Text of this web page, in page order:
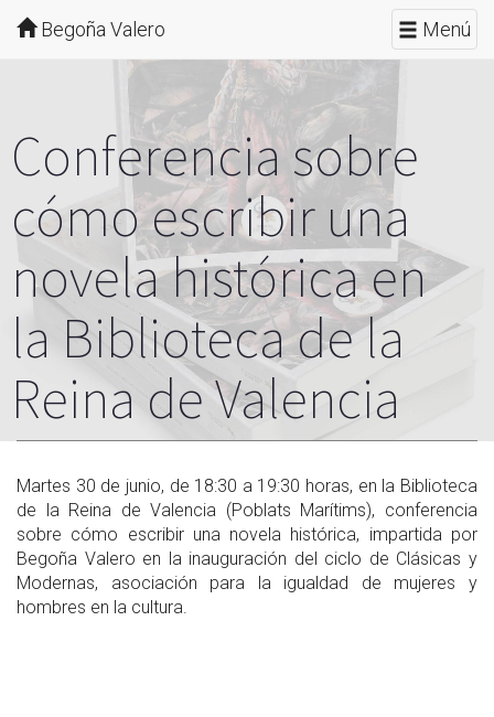
Menú
Begoña Valero
Conferencia sobre
cómo escribir una
novela histórica en
la Biblioteca de la
Reina de Valencia
Martes 30 de junio, de 18:30 a 19:30 horas, en la Biblioteca
de la Reina de Valencia (Poblats Marítims), conferencia
sobre cómo escribir una novela histórica, impartida por
Begoña Valero en la inauguración del ciclo de Clásicas y
Modernas, asociación para la igualdad de mujeres y
hombres en la cultura.